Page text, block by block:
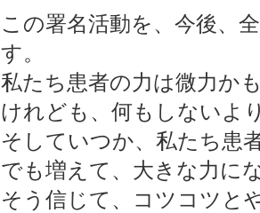
この署名活動を、今後、
す。
私たち患者の力は微力か
けれども、何もしないよ
そしていつか、私たち患
でも増えて、大きな力に
そう信じて、コツコツと